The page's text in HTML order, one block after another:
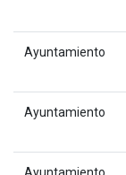
Ayuntamiento
Ayuntamiento